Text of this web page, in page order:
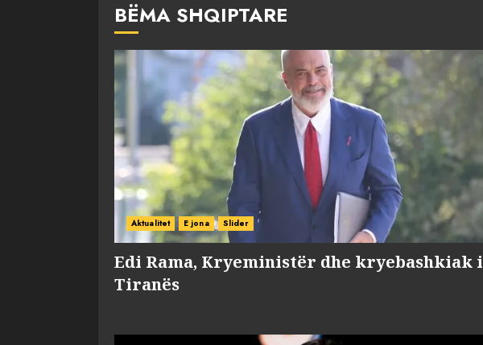
BËMA SHQIPTARE
Aktualitet E jona Slider
Edi Rama, Kryeministër dhe kryebashkiak i
Tiranës